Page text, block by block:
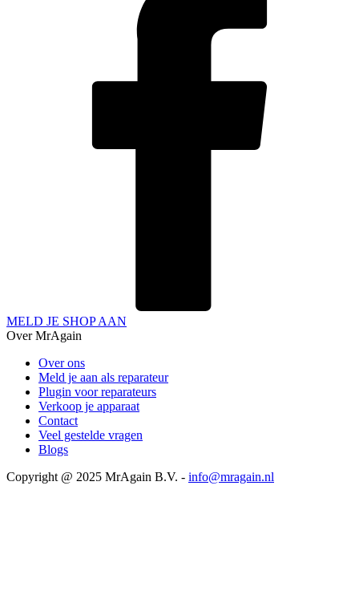
MELD JE SHOP AAN
Over MrAgain
Over ons
Meld je aan als reparateur
Plugin voor reparateurs
Verkoop je apparaat
Contact
Veel gestelde vragen
Blogs
Copyright @ 2025 MrAgain B.V. - info@mragain.nl